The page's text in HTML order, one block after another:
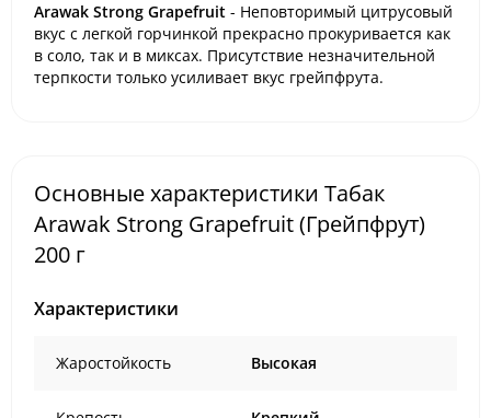
Arawak Strong Grapefruit - Неповторимый цитрусовый
вкус с легкой горчинкой прекрасно прокуривается как
в соло, так и в миксах. Присутствие незначительной
терпкости только усиливает вкус грейпфрута.
Основные характеристики Табак
Arawak Strong Grapefruit (Грейпфрут)
200 г
Характеристики
Жаростойкость Высокая